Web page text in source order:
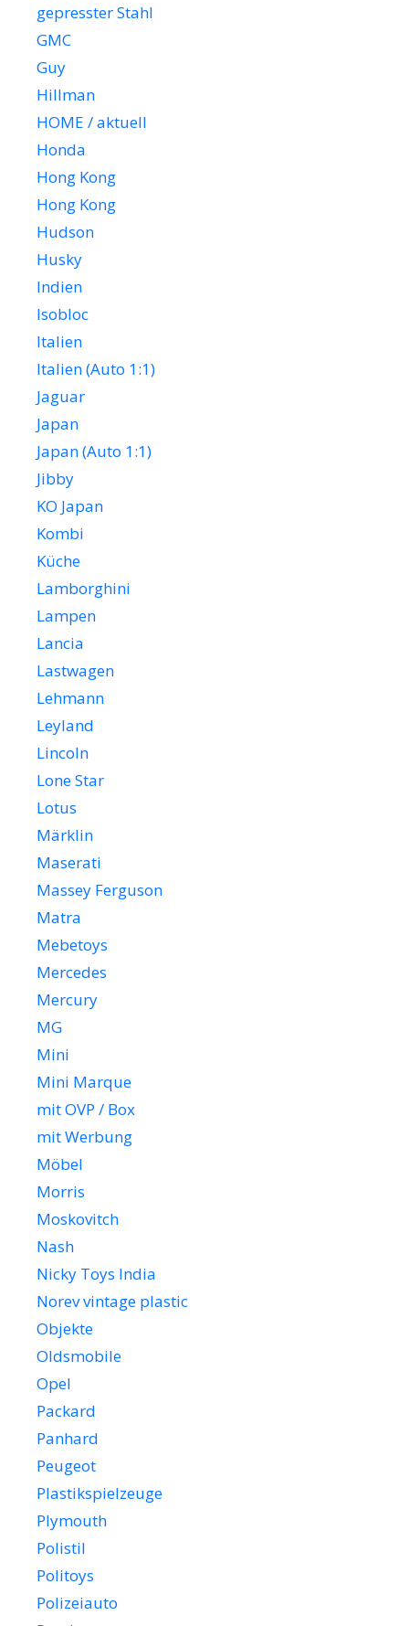
gepresster Stahl
GMC
Guy
Hillman
HOME / aktuell
Honda
Hong Kong
Hong Kong
Hudson
Husky
Indien
Isobloc
Italien
Italien (Auto 1:1)
Jaguar
Japan
Japan (Auto 1:1)
Jibby
KO Japan
Kombi
Küche
Lamborghini
Lampen
Lancia
Lastwagen
Lehmann
Leyland
Lincoln
Lone Star
Lotus
Märklin
Maserati
Massey Ferguson
Matra
Mebetoys
Mercedes
Mercury
MG
Mini
Mini Marque
mit OVP / Box
mit Werbung
Möbel
Morris
Moskovitch
Nash
Nicky Toys India
Norev vintage plastic
Objekte
Oldsmobile
Opel
Packard
Panhard
Peugeot
Plastikspielzeuge
Plymouth
Polistil
Politoys
Polizeiauto